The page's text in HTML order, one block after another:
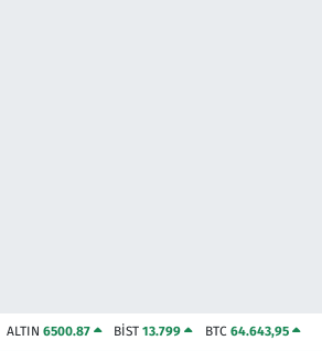
ALTIN 6500.87 BİST13.799 BTC 64.643,95